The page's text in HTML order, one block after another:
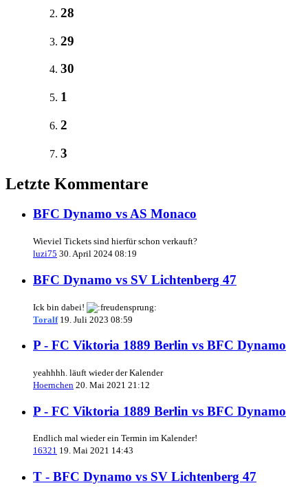
28
29
30
1
2
3
Letzte Kommentare
BFC Dynamo vs AS Monaco
Wieviel Tickets sind hierfür schon verkauft?
luzi75 30. April 2024 08:19
BFC Dynamo vs SV Lichtenberg 47
Ick bin dabei!
Toralf 19. Juli 2023 08:59
P - FC Viktoria 1889 Berlin vs BFC Dynamo
yeahhhh. läuft wieder der Kalender
Hoernchen 20. Mai 2021 21:12
P - FC Viktoria 1889 Berlin vs BFC Dynamo
Endlich mal wieder ein Termin im Kalender!
16321 19. Mai 2021 14:43
T - BFC Dynamo vs SV Lichtenberg 47